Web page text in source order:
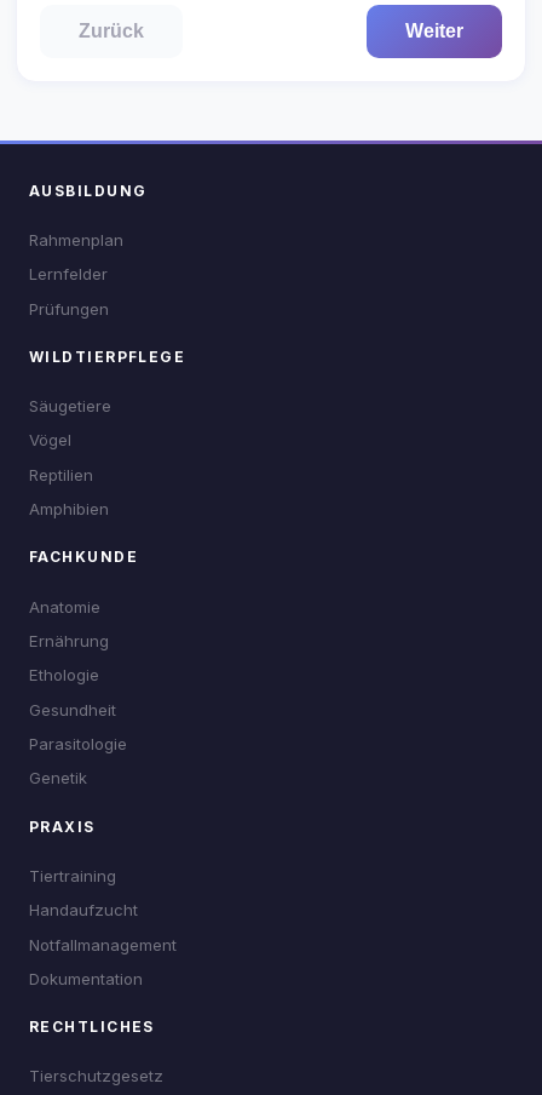
Zurück Weiter
AUSBILDUNG
Rahmenplan
Lernfelder
Prüfungen
WILDTIERPFLEGE
Säugetiere
Vögel
Reptilien
Amphibien
FACHKUNDE
Anatomie
Ernährung
Ethologie
Gesundheit
Parasitologie
Genetik
PRAXIS
Tiertraining
Handaufzucht
Notfallmanagement
Dokumentation
RECHTLICHES
Tierschutzgesetz